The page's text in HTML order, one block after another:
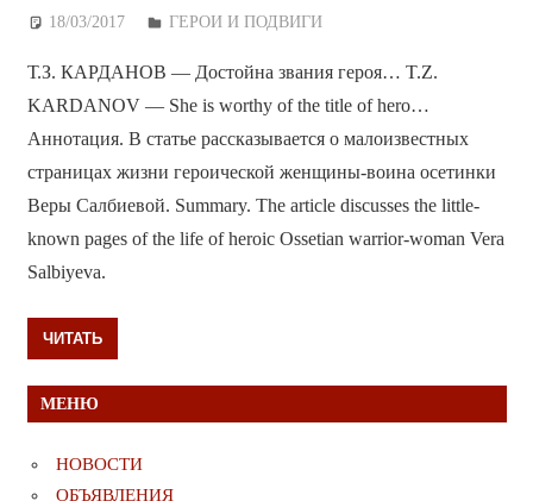
18/03/2017 Дежурный по Редакции
ГЕРОИ И ПОДВИГИ
Т.З. КАРДАНОВ — Достойна звания героя… T.Z.
KARDANOV — She is worthy of the title of hero…
Аннотация. В статье рассказывается о малоизвестных
страницах жизни героической женщины-воина осетинки
Веры Салбиевой. Summary. The article discusses the little-
known pages of the life of heroic Ossetian warrior-woman Vera
Salbiyeva.
ЧИТАТЬ
МЕНЮ
НОВОСТИ
ОБЪЯВЛЕНИЯ